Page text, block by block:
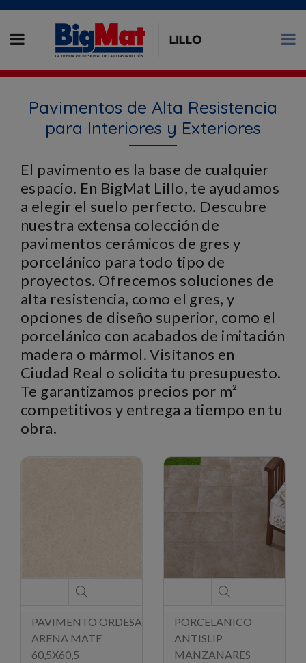
Pavimentos de Alta Resistencia
para Interiores y Exteriores
El pavimento es la base de cualquier
espacio. En BigMat Lillo, te ayudamos
a elegir el suelo perfecto. Descubre
nuestra extensa colección de
pavimentos cerámicos de gres y
porcelánico para todo tipo de
proyectos. Ofrecemos soluciones de
alta resistencia, como el gres, y
opciones de diseño superior, como el
porcelánico con acabados de imitación
madera o mármol. Visítanos en
Ciudad Real o solicita tu presupuesto.
Te garantizamos precios por m²
competitivos y entrega a tiempo en tu
obra.
PAVIMENTO ORDESA
ARENA MATE
60,5X60,5
PORCELANICO
ANTISLIP
MANZANARES